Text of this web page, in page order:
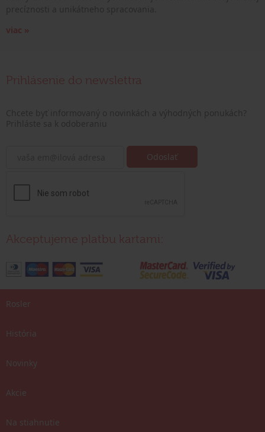
viac »
Prihlásenie do newslettra
Akceptujeme platbu kartami:
Rosler
História
Novinky
Akcie
Na stiahnutie